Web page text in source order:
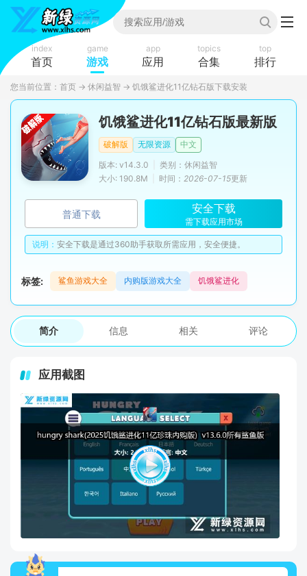
index
首页
game
游戏
app
应用
topics
合集
top
排行
您当前位置： 首页 → 休闲益智 → 饥饿鲨进化11亿钻石版下载安装
饥饿鲨进化11亿钻石版最新版
破解版 无限资源
中文
版本: v14.3.0
类别：休闲益智
大小: 190.8M
时间： 2026-07-15更新
普通下载 安全下载
需下载应用市场
说明： 安全下载是通过360助手获取所需应用，安全便捷。
标签: 鲨鱼游戏大全 内购版游戏大全 饥饿鲨进化
简介 信息 相关 评论
应用截图